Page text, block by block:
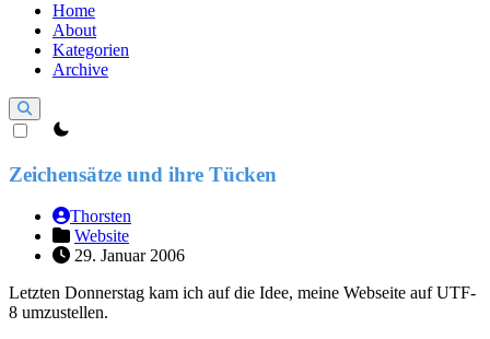
Home
About
Kategorien
Archive
theme switcher
Zeichensätze und ihre Tücken
Thorsten
Website
29. Januar 2006
Letzten Donnerstag kam ich auf die Idee, meine Webseite auf UTF-
8 umzustellen.